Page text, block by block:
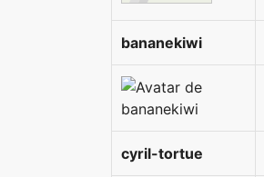
bananekiwi
cyril-tortue